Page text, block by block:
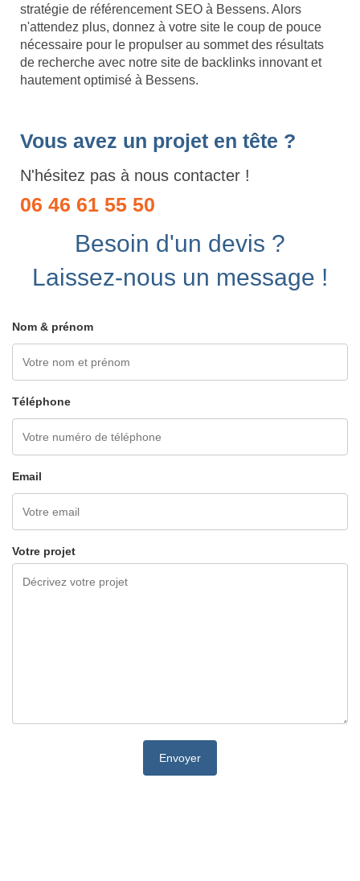
stratégie de référencement SEO à Bessens. Alors
n'attendez plus, donnez à votre site le coup de pouce
nécessaire pour le propulser au sommet des résultats
de recherche avec notre site de backlinks innovant et
hautement optimisé à Bessens.
Vous avez un projet en tête ?
N'hésitez pas à nous contacter !
06 46 61 55 50
Besoin d'un devis ?
Laissez-nous un message !
Nom & prénom
Téléphone
Email
Votre projet